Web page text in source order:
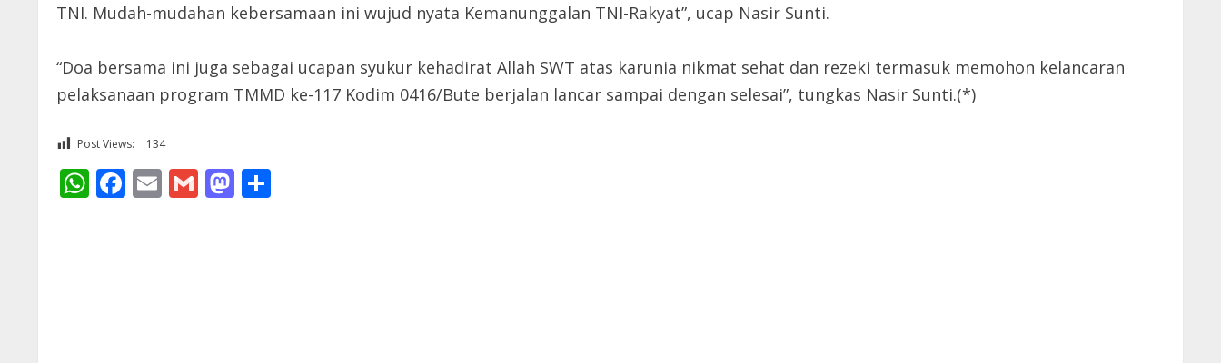
TNI. Mudah-mudahan kebersamaan ini wujud nyata Kemanunggalan TNI-Rakyat”, ucap Nasir Sunti.
“Doa bersama ini juga sebagai ucapan syukur kehadirat Allah SWT atas karunia nikmat sehat dan rezeki termasuk memohon kelancaran
pelaksanaan program TMMD ke-117 Kodim 0416/Bute berjalan lancar sampai dengan selesai”, tungkas Nasir Sunti.(*)
Post Views: 134
WhatsApp
Facebook
EmailGmailMastodon